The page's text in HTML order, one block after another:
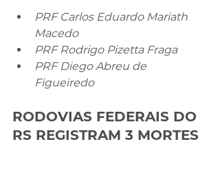
PRF Carlos Eduardo Mariath
Macedo
PRF Rodrigo Pizetta Fraga
PRF Diego Abreu de
Figueiredo
RODOVIAS FEDERAIS DO
RS REGISTRAM 3 MORTES